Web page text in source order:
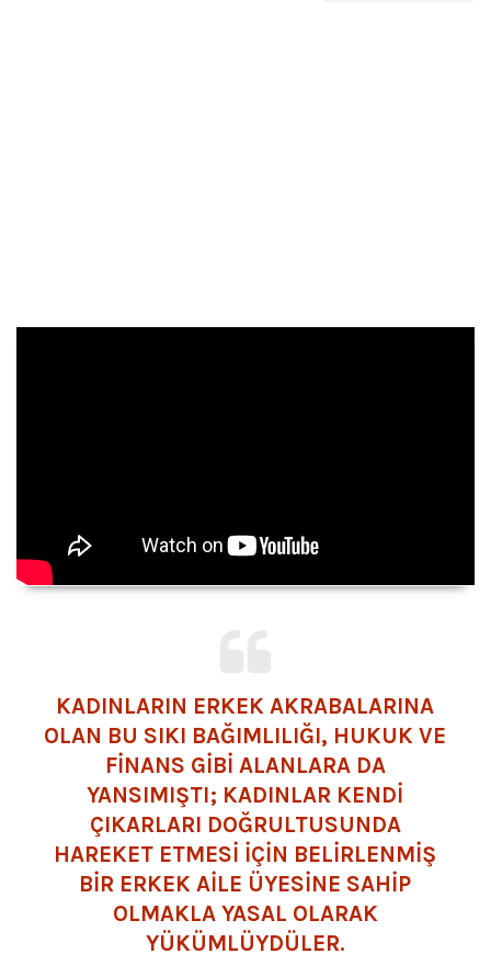
KADINLARIN ERKEK AKRABALARINA
OLAN BU SIKI BAĞIMLILIĞI, HUKUK VE
FINANS GIBI ALANLARA DA
YANSIMIŞTI; KADINLAR KENDI
ÇIKARLARI DOĞRULTUSUNDA
HAREKET ETMESI IÇIN BELIRLENMIŞ
BIR ERKEK AILE ÜYESINE SAHIP
OLMAKLA YASAL OLARAK
YÜKÜMLÜYDÜLER.